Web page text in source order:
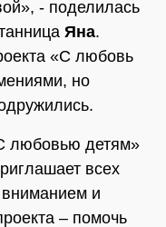
- поделилась
Яна.
«С любовь
но
любовью детям»
всех
и
– помочь